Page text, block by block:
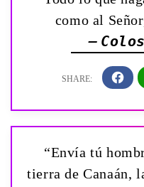
como al
—
“Envía tú
tierra de Canaán,